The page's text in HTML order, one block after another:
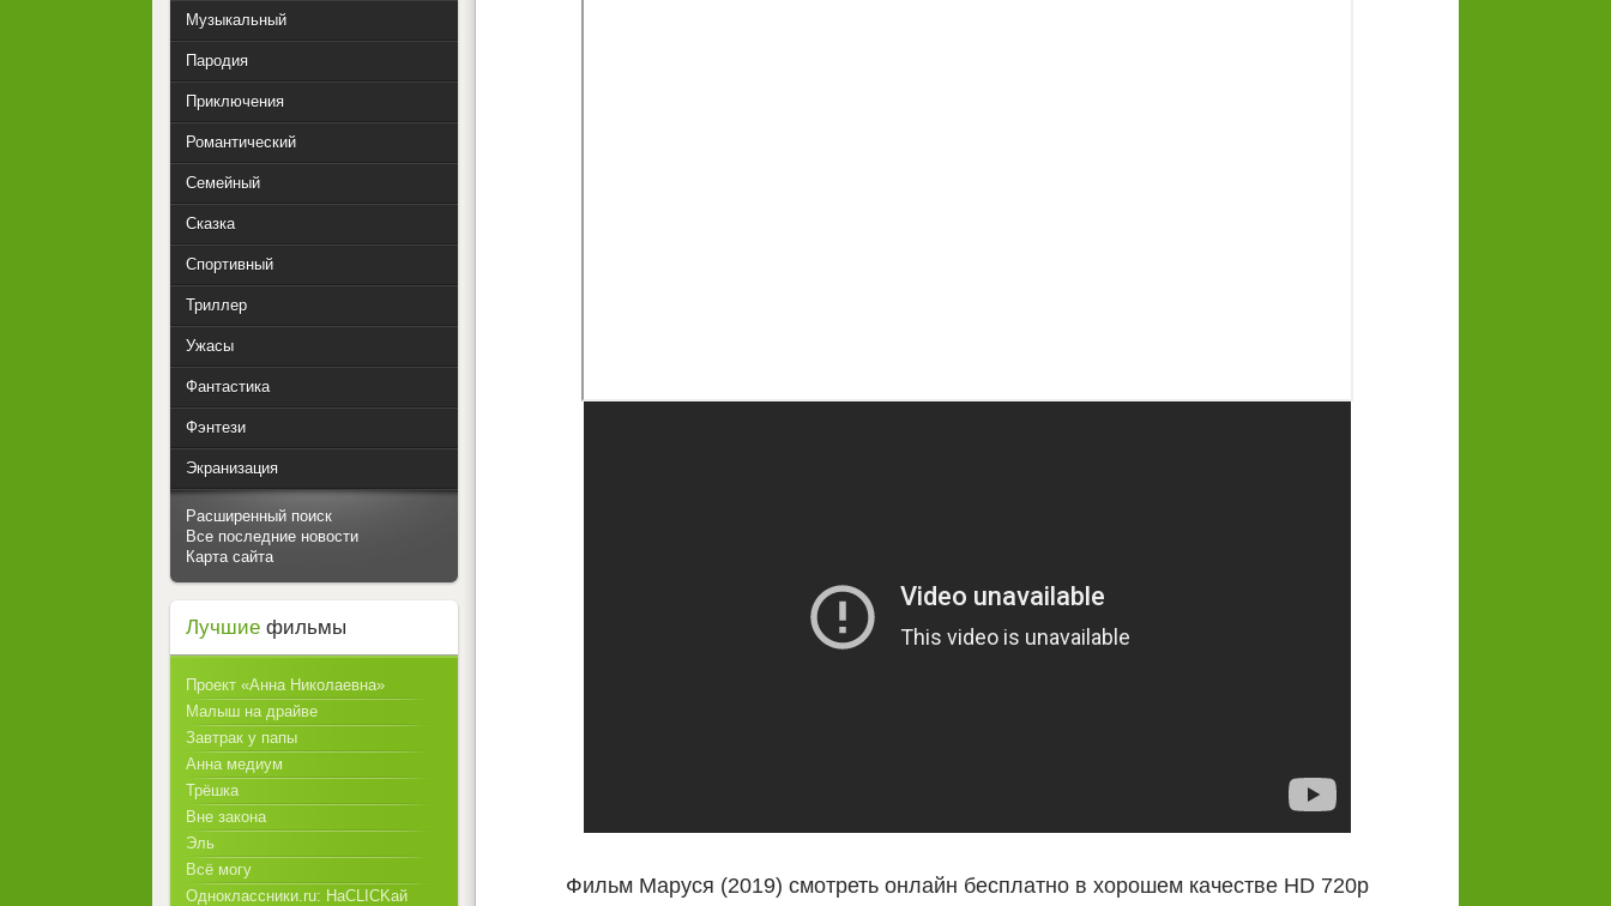
Фильм Маруся (2019) смотреть онлайн бесплатно в хорошем качестве HD 720p
Музыкальный
Пародия
Приключения
Романтический
Семейный
Сказка
Спортивный
Триллер
Ужасы
Фантастика
Фэнтези
Экранизация
Расширенный поиск
Все последние новости
Карта сайта
Лучшие фильмы
Проект «Анна Николаевна»
Малыш на драйве
Завтрак у папы
Анна медиум
Трёшка
Вне закона
Эль
Всё могу
Одноклассники.ru: НаCLICKай